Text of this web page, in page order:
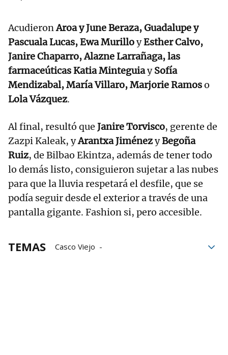
AcudieronAroa y June Beraza, Guadalupe y
Pascuala Lucas, Ewa MurilloyEsther Calvo,
Janire Chaparro, Alazne Larrañaga, las
farmaceúticas Katia MinteguiaySofía
Mendizabal, María Villaro, Marjorie Ramoso
Lola Vázquez.
Al final, resultó que Janire Torvisco, gerente de
Zazpi Kaleak, yArantxa JiménezyBegoña
Ruiz, de Bilbao Ekintza, además de tener todo
lo demás listo, consiguieron sujetar a las nubes
para que la lluvia respetará el desfile, que se
podía seguir desde el exterior a través de una
pantalla gigante. Fashion si, pero accesible.
TEMAS
Casco Viejo